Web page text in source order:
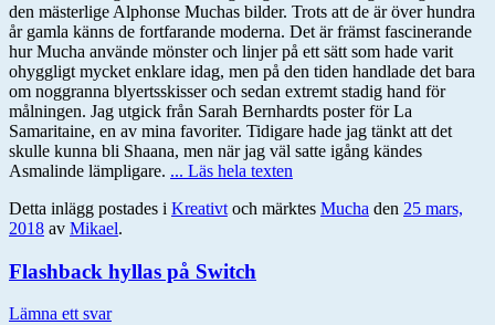
den mästerlige Alphonse Muchas bilder. Trots att de är över hundra
år gamla känns de fortfarande moderna. Det är främst fascinerande
hur Mucha använde mönster och linjer på ett sätt som hade varit
ohyggligt mycket enklare idag, men på den tiden handlade det bara
om noggranna blyertsskisser och sedan extremt stadig hand för
målningen. Jag utgick från Sarah Bernhardts poster för La
Samaritaine, en av mina favoriter. Tidigare hade jag tänkt att det
skulle kunna bli Shaana, men när jag väl satte igång kändes
Asmalinde lämpligare. ... Läs hela texten
Detta inlägg postades i Kreativt och märktes Mucha den 25 mars,
2018 av Mikael.
Flashback hyllas på Switch
Lämna ett svar